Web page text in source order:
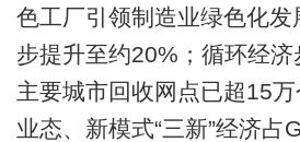
色工厂引领制造业绿色化发
步提升至约20%；循环经济
主要城市回收网点已超15
业态、新模式“三新”经济占